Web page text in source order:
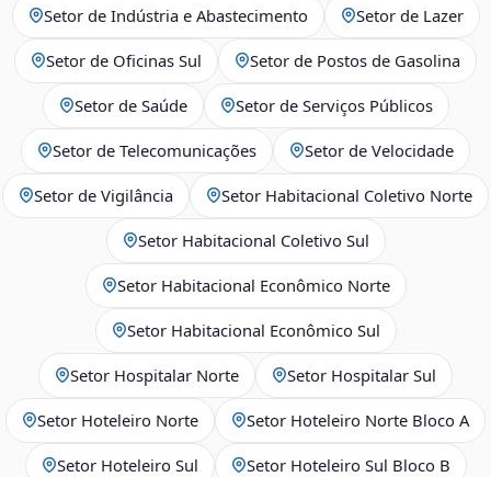
Setor de Indústria e Abastecimento Setor de Lazer
Setor de Oficinas Sul Setor de Postos de Gasolina
Setor de Saúde Setor de Serviços Públicos
Setor de Telecomunicações Setor de Velocidade
Setor de Vigilância Setor Habitacional Coletivo Norte
Setor Habitacional Coletivo Sul
Setor Habitacional Econômico Norte
Setor Habitacional Econômico Sul
Setor Hospitalar Norte Setor Hospitalar Sul
Setor Hoteleiro Norte Setor Hoteleiro Norte Bloco A
Setor Hoteleiro Sul Setor Hoteleiro Sul Bloco B